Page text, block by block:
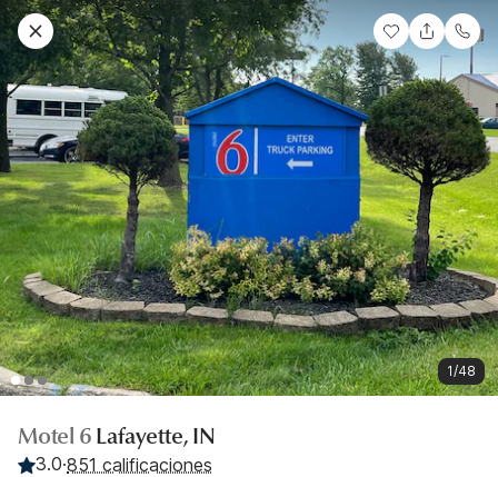
1/48
Motel 6 Lafayette, IN
3.0·851 calificaciones